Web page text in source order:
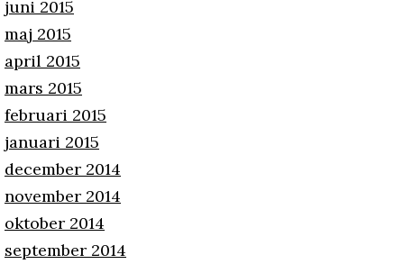
juni 2015
maj 2015
april 2015
mars 2015
februari 2015
januari 2015
december 2014
november 2014
oktober 2014
september 2014